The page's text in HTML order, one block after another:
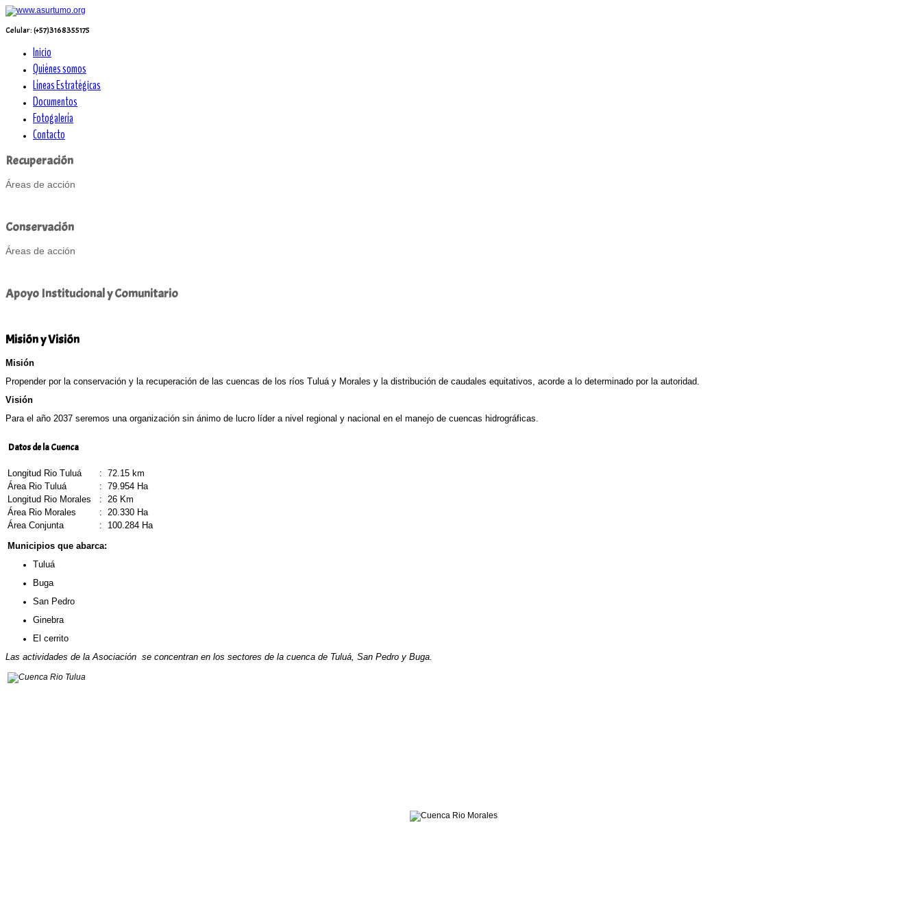
Celular: (+57)3168355175
Inicio
Quiénes somos
Líneas Estratégicas
Documentos
Fotogalería
Contacto
Recuperación
Áreas de acción
Conservación
Áreas de acción
Apoyo InstitucionalyComunitario
Misión y Visión
Misión
Propender por la conservación y la recuperación de las cuencas de los ríos Tuluá y Morales y la distribución de caudales equitativos, acorde a lo determinado por la autoridad.
Visión
Para el año 2037 seremos una organización sin ánimo de lucro líder a nivel regional y nacional en el manejo de cuencas hidrográficas.
Datos de la Cuenca
Longitud Rio Tuluá : 72.15 km
Área Rio Tuluá
: 79.954 Ha
Longitud Rio Morales
:
26 Km
Área Rio Morales
:
20.330 Ha
Área Conjunta
:
100.284 Ha
Municipios que abarca:
Tuluá
Buga
San Pedro
Ginebra
El cerrito
Las actividades de la Asociación se concentran en los sectores de la cuenca de Tuluá, San Pedro y Buga.